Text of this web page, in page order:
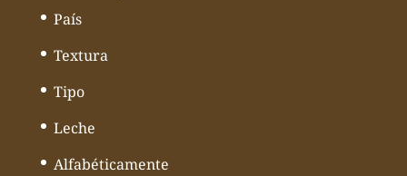
País
Textura
Tipo
Leche
Alfabéticamente